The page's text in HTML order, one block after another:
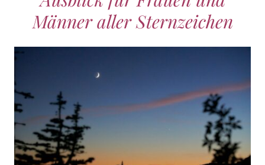
Männer aller Sternzeichen